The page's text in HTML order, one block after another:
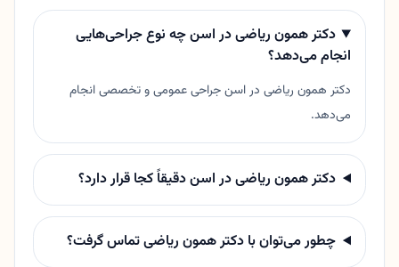
دکتر همون ریاضی در اسن چه نوع جراحی‌هایی
انجام می‌دهد؟
دکتر همون ریاضی در اسن جراحی عمومی و تخصصی انجام
می‌دهد.
دکتر همون ریاضی در اسن دقیقاً کجا قرار دارد؟
چطور می‌توان با دکتر همون ریاضی تماس گرفت؟